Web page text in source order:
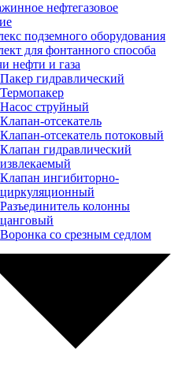
нефтегазовое
подземного оборудования
для фонтанного способа
нефти и газа
Пакер гидравлический
Термопакер
Насос струйный
Клапан-отсекатель
Клапан-отсекатель потоковый
Клапан гидравлический
извлекаемый
Клапан ингибиторно-
циркуляционный
Разъединитель колонны
цанговый
Воронка со срезным седлом